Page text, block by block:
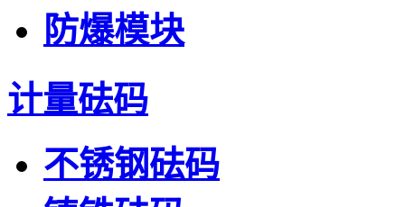
防爆模块
计量砝码
不锈钢砝码